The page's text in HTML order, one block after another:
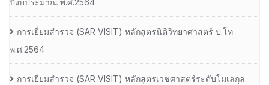
ปีงบประมาณ พ.ศ.2564
การเยี่ยมสํารวจ (SAR VISIT) หลักสูตรนิติวิทยาศาสตร์ ป.โท
พ.ศ.2564
การเยี่ยมสํารวจ (SAR VISIT) หลักสูตรเวชศาสตร์ระดับโมเลกุล